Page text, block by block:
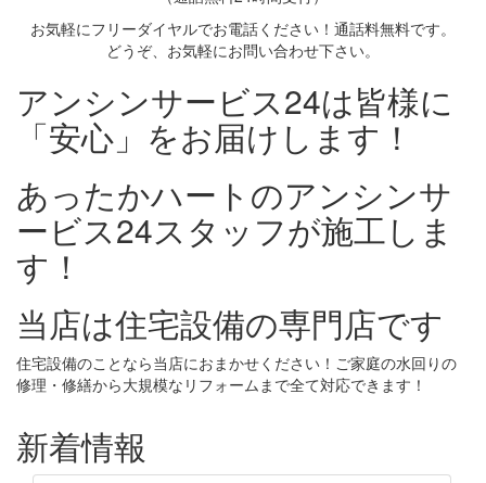
お気軽にフリーダイヤルでお電話ください！通話料無料です。
どうぞ、お気軽にお問い合わせ下さい。
アンシンサービス24は皆様に
「安心」をお届けします！
あったかハートのアンシンサ
ービス24スタッフが施工しま
す！
当店は住宅設備の専門店です
住宅設備のことなら当店におまかせください！ご家庭の水回りの
修理・修繕から大規模なリフォームまで全て対応できます！
新着情報